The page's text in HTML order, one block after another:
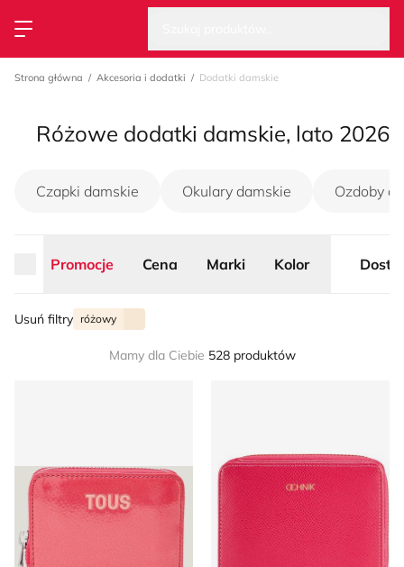
Przełącz menu
Strona główna Akcesoria i dodatki Dodatki damskie
Różowe dodatki damskie, lato 2026
Czapki damskie Okulary damskie Ozdoby
Promocje Cena Marki Kolor
Usuń filtry różowy
Mamy dla Ciebie 528 produktów